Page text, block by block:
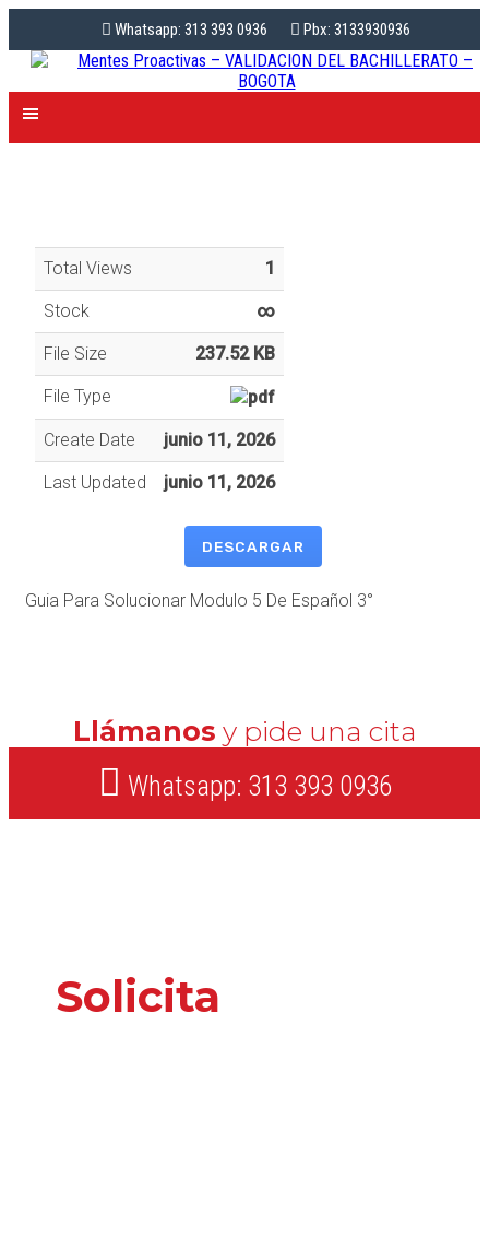
Whatsapp: 313 393 0936 Pbx: 3133930936
Total Views 1
Stock ∞
File Size 237.52 KB
File Type
Create Date junio 11, 2026
Last Updated junio 11, 2026
DESCARGAR
Guia Para Solucionar Modulo 5 De Español 3°
Llámanos y pide una cita
Whatsapp: 313 393 0936
Solicita